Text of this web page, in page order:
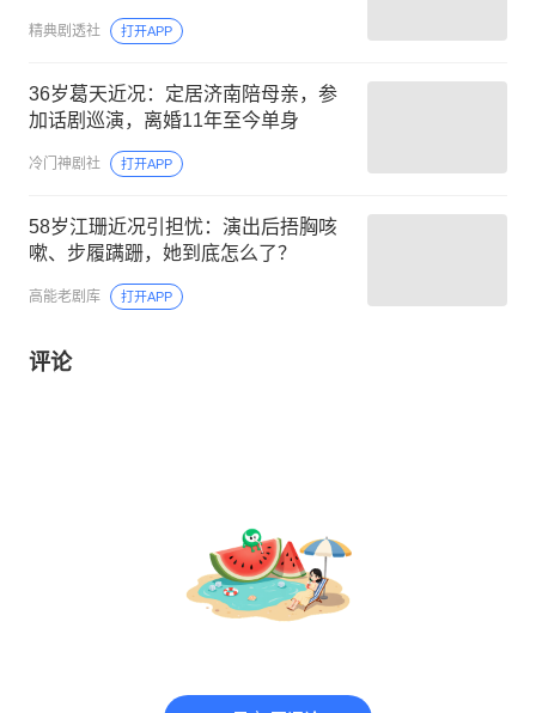
精典剧透社 打开APP
36岁葛天近况：定居济南陪母亲，参
加话剧巡演，离婚11年至今单身
冷门神剧社 打开APP
58岁江珊近况引担忧：演出后捂胸咳
嗽、步履蹒跚，她到底怎么了？
高能老剧库 打开APP
评论